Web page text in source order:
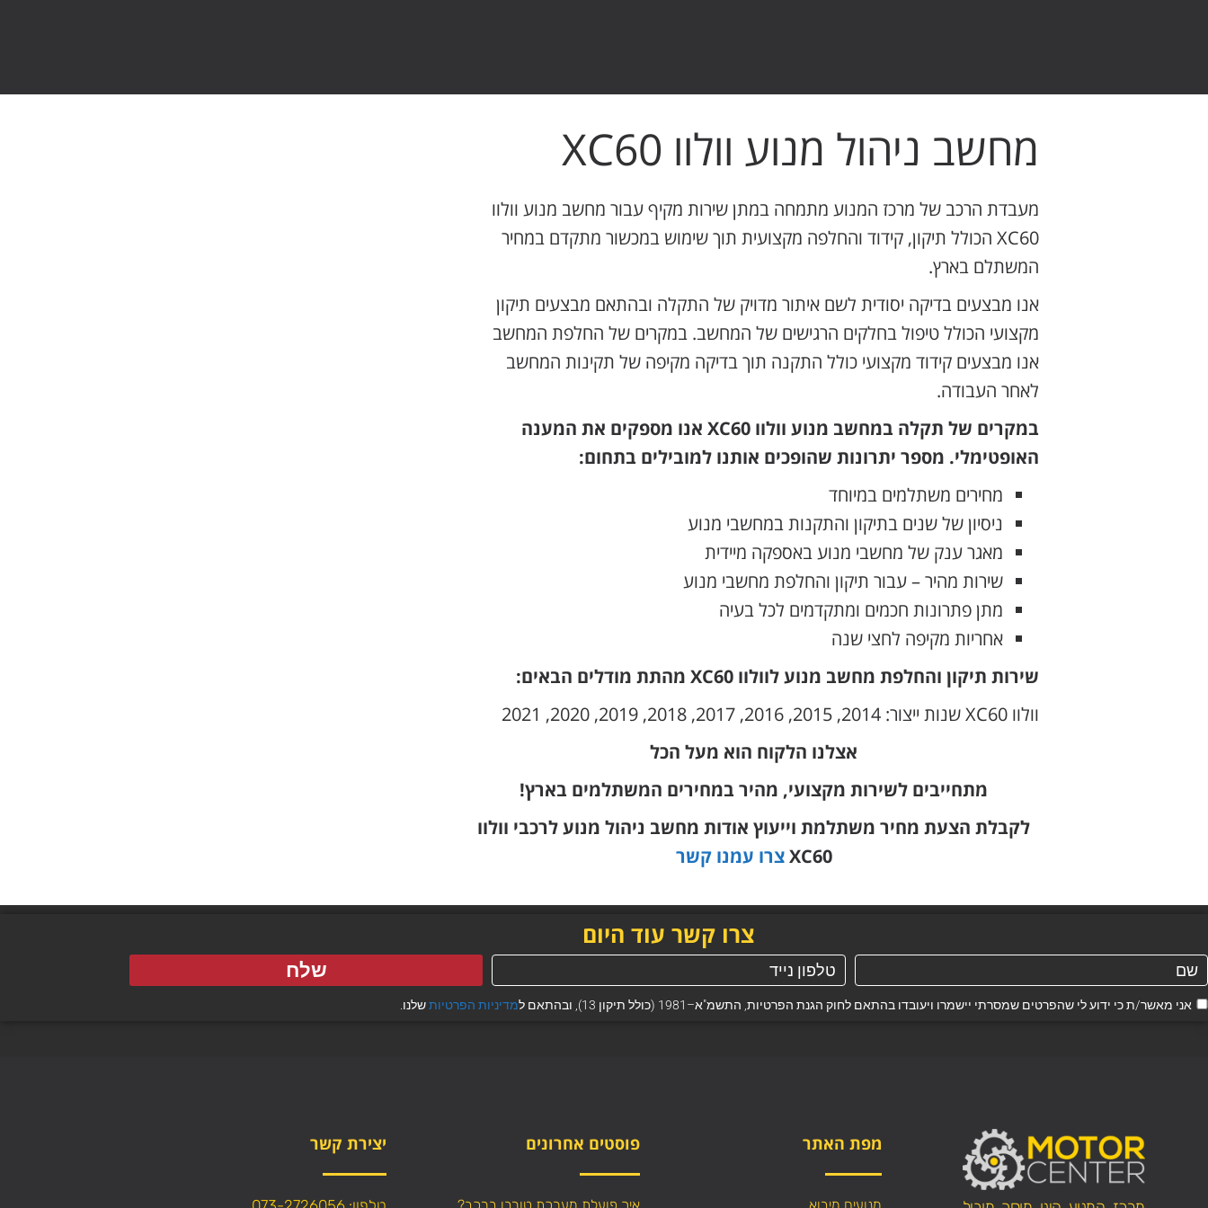
מחשב ניהול מנוע וולוו XC60
מעבדת הרכב של מרכז המנוע מתמחה במתן שירות מקיף עבור מחשב מנוע וולוו
XC60 הכולל תיקון, קידוד והחלפה מקצועית תוך שימוש במכשור מתקדם במחיר
המשתלם בארץ.
אנו מבצעים בדיקה יסודית לשם איתור מדויק של התקלה ובהתאם מבצעים תיקון
מקצועי הכולל טיפול בחלקים הרגישים של המחשב. במקרים של החלפת המחשב
אנו מבצעים קידוד מקצועי כולל התקנה תוך בדיקה מקיפה של תקינות המחשב
לאחר העבודה.
במקרים של תקלה במחשב מנוע וולוו XC60 אנו מספקים את המענה
האופטימלי. מספר יתרונות שהופכים אותנו למובילים בתחום:
מחירים משתלמים במיוחד
ניסיון של שנים בתיקון והתקנות במחשבי מנוע
מאגר ענק של מחשבי מנוע באספקה מיידית
שירות מהיר – עבור תיקון והחלפת מחשבי מנוע
מתן פתרונות חכמים ומתקדמים לכל בעיה
אחריות מקיפה לחצי שנה
שירות תיקון והחלפת מחשב מנוע לוולוו XC60 מהתת מודלים הבאים:
וולוו XC60 שנות ייצור: 2014, 2015, 2016, 2017, 2018, 2019, 2020, 2021
אצלנו הלקוח הוא מעל הכל
מתחייבים לשירות מקצועי, מהיר במחירים המשתלמים בארץ!
לקבלת הצעת מחיר משתלמת וייעוץ אודות מחשב ניהול מנוע לרכבי וולוו
XC60צרו עמנו קשר
צרו קשר עוד היום
אני מאשר/ת כי ידוע לי שהפרטים שמסרתי יישמרו ויעובדו בהתאם לחוק הגנת הפרטיות, התשמ"א–1981 (כולל תיקון 13), ובהתאם ל מדיניות הפרטיותשלנו.
שלח
מפת האתר פוסטים אחרונים יצירת קשר